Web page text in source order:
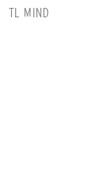
TL MIND